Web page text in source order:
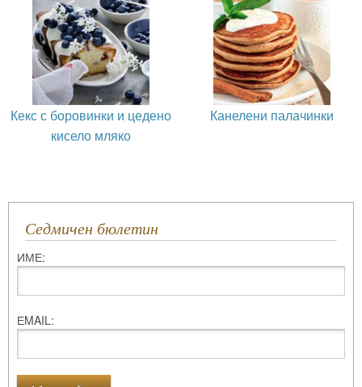
Кекс с боровинки и цедено
кисело мляко
Канелени палачинки
Седмичен бюлетин
ИМЕ:
ЕMAIL: